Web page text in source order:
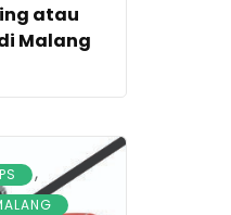
atau
Malang
,